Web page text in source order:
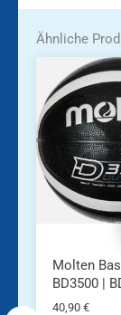
Ähnliche
Molten
BD3500 |
40,90 €